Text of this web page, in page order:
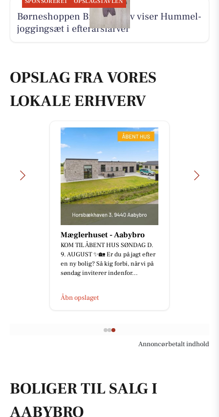
Børneshoppen Brønderslev viser Hummel-
joggingsæt i efterårsfarver
OPSLAG FRA VORES
LOKALE ERHVERV
Mæglerhuset - Aabybro
KOM TIL ÅBENT HUS SØNDAG D.
9. AUGUST ✨🏡 Er du på jagt efter
en ny bolig? Så kig forbi, når vi på
søndag inviterer indenfor...
Åbn opslaget
Annoncørbetalt indhold
BOLIGER TIL SALG I
AABYBRO